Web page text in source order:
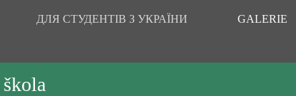
ДЛЯ СТУДЕНТІВ З УКРАЇНИ GALERIE